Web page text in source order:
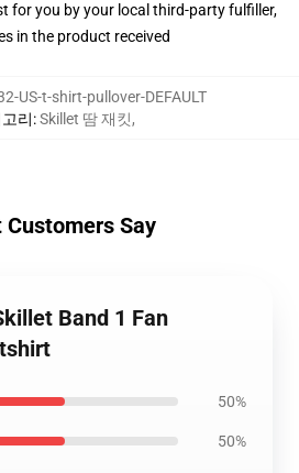
for you by your local third-party fulfiller,
in the product received
US-t-shirt-pullover-DEFAULT
리:Skillet 땀 재킷,
Customers Say
Band 1 Fan
50%
50%